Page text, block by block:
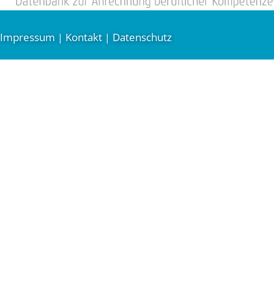
Impressum | Kontakt | Datenschutz